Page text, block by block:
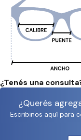
¿Tenés una
¿Querés
Escribinos aquí para